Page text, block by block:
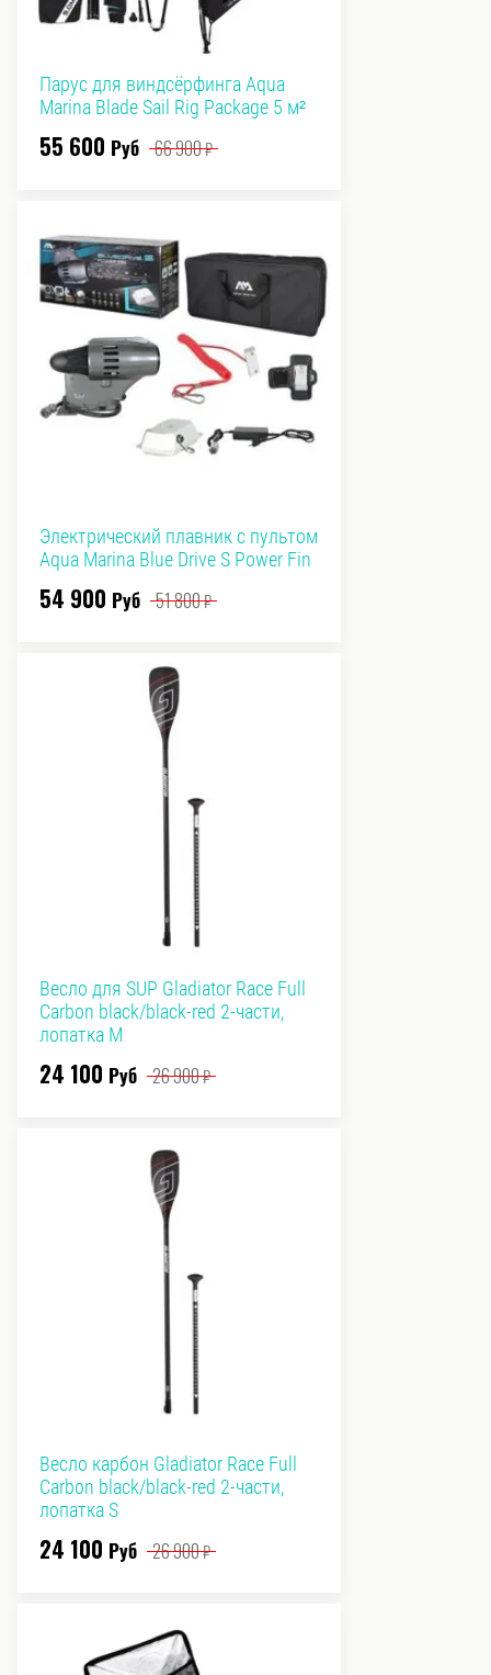
Парус для виндсёрфинга Aqua
Marina Blade Sail Rig Package 5 м²
55 600 Руб 66 900₽
Электрический плавник с пультом
Aqua Marina Blue Drive S Power Fin
54 900 Руб 51 800₽
Весло для SUP Gladiator Race Full
Carbon black/black-red 2-части,
лопатка M
24 100 Руб 26 900₽
Весло карбон Gladiator Race Full
Carbon black/black-red 2-части,
лопатка S
24 100 Руб 26 900₽